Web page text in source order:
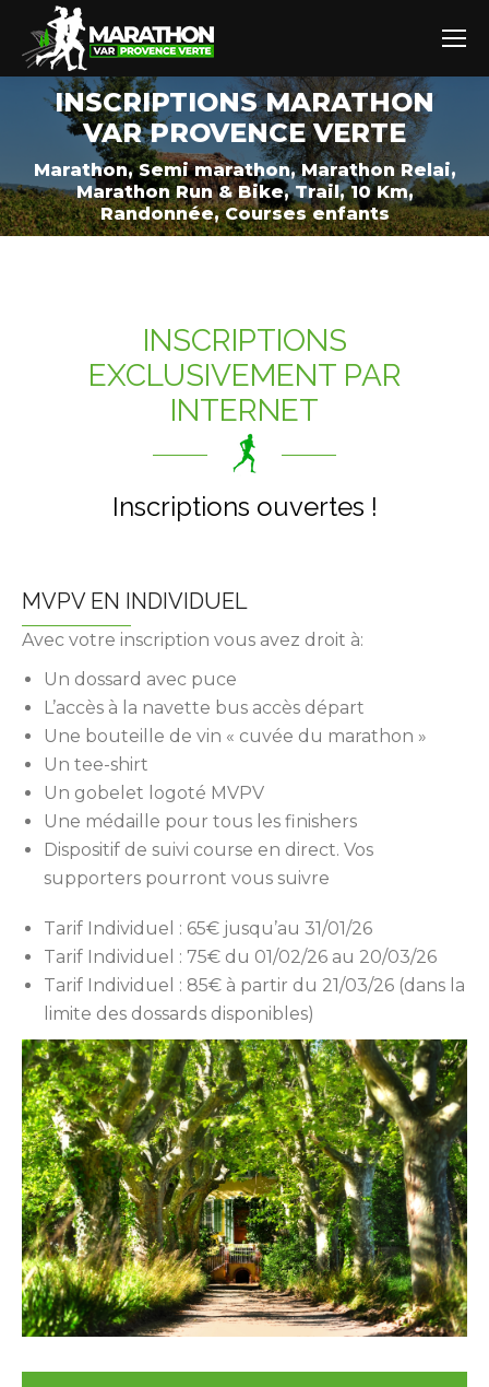
INSCRIPTIONS MARATHON
VAR PROVENCE VERTE
Marathon, Semi marathon, Marathon Relai,
Marathon Run & Bike, Trail, 10 Km,
Randonnée, Courses enfants
Vous êtes ici :
INSCRIPTIONS
EXCLUSIVEMENT PAR
INTERNET
Inscriptions ouvertes !
MVPV EN INDIVIDUEL
Avec votre inscription vous avez droit à:
Un dossard avec puce
L’accès à la navette bus accès départ
Une bouteille de vin « cuvée du marathon »
Un tee-shirt
Un gobelet logoté MVPV
Une médaille pour tous les finishers
Dispositif de suivi course en direct. Vos
supporters pourront vous suivre
Tarif Individuel : 65€ jusqu’au 31/01/26
Tarif Individuel : 75€ du 01/02/26 au 20/03/26
Tarif Individuel : 85€ à partir du 21/03/26 (dans la
limite des dossards disponibles)